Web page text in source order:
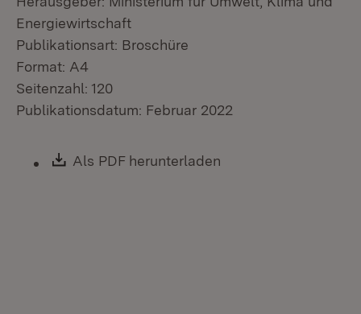
Energiewirtschaft
Publikationsart: Broschüre
Format: A4
Seitenzahl: 120
Publikationsdatum: Februar 2022
Download:
Als PDF herunterladen